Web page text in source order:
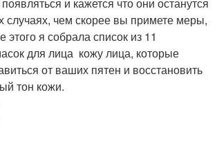
случаях, чем скорее вы примете меры,
я собрала список из 11
для лица кожу лица, которые
от ваших пятен и восстановить
тон кожи.